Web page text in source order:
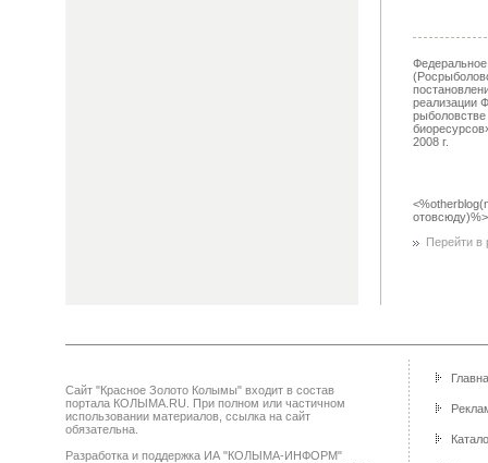
Федеральное
реализации
2008 г.
отовсюду)%>
Перейти в
Сайт "Красное Золото Колымы" входит в состав
портала КОЛЫМА.RU. При полном или частичном
использовании материалов, ссылка на сайт
обязательна.
Разработка и поддержка ИА "КОЛЫМА-ИНФОРМ"